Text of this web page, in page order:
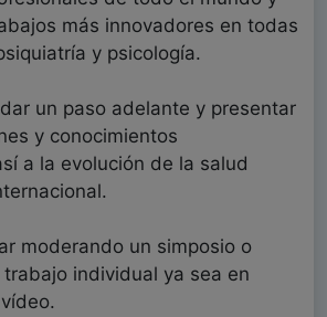
más innovadores en todas
y psicología.
un paso adelante y presentar
y conocimientos
a la evolución de la salud
moderando un simposio o
individual ya sea en